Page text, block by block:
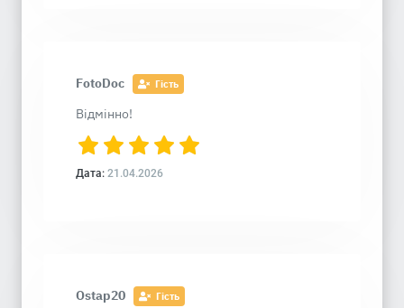
FotoDoc Гість
Відмінно!
Дата: 21.04.2026
Ostap20 Гість